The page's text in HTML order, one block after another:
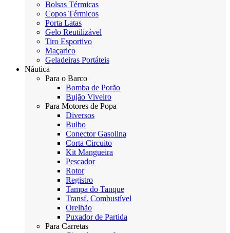
Bolsas Térmicas
Copos Térmicos
Porta Latas
Gelo Reutilizável
Tiro Esportivo
Maçarico
Geladeiras Portáteis
Náutica
Para o Barco
Bomba de Porão
Bujão Viveiro
Para Motores de Popa
Diversos
Bulbo
Conector Gasolina
Corta Circuito
Kit Mangueira
Pescador
Rotor
Registro
Tampa do Tanque
Transf. Combustível
Orelhão
Puxador de Partida
Para Carretas